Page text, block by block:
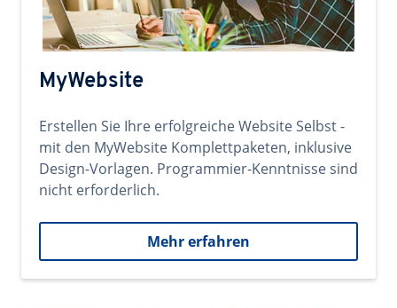
MyWebsite
Erstellen Sie Ihre erfolgreiche Website Selbst -
mit den MyWebsite Komplettpaketen, inklusive
Design-Vorlagen. Programmier-Kenntnisse sind
nicht erforderlich.
Mehr erfahren